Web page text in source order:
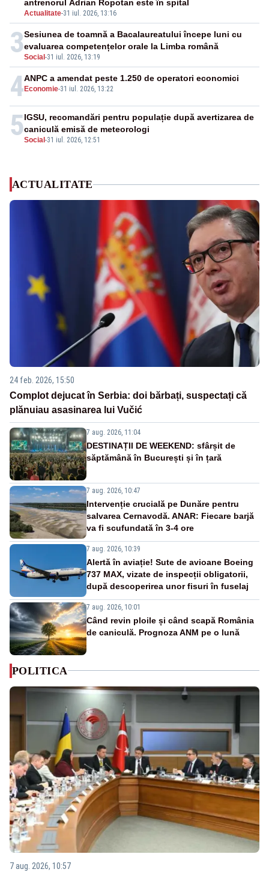
Actualitate-31 iul. 2026, 13:16
antrenorul Adrian Ropotan este în spital
3Social -31 iul. 2026, 13:19
Sesiunea de toamnă a Bacalaureatului începe luni cu
evaluarea competențelor orale la Limba română
4 Economie-31 iul. 2026, 13:22
ANPC a amendat peste 1.250 de operatori economici
5Social -31 iul. 2026, 12:51
IGSU, recomandări pentru populație după avertizarea de
caniculă emisă de meteorologi
ACTUALITATE
24 feb. 2026, 15:50
Complot dejucat în Serbia: doi bărbați, suspectați că
plănuiau asasinarea lui Vučić
7 aug. 2026, 11:04
DESTINAȚII DE WEEKEND: sfârșit de
săptămână în București și în țară
7 aug. 2026, 10:47
Intervenție crucială pe Dunăre pentru
salvarea Cernavodă. ANAR: Fiecare barjă
va fi scufundată în 3-4 ore
7 aug. 2026, 10:39
Alertă în aviație! Sute de avioane Boeing
737 MAX, vizate de inspecții obligatorii,
după descoperirea unor fisuri în fuselaj
7 aug. 2026, 10:01
Când revin ploile și când scapă România
de caniculă. Prognoza ANM pe o lună
POLITICA
7 aug. 2026, 10:57